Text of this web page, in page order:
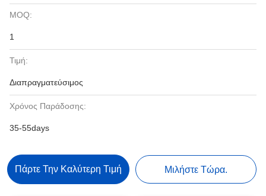
MOQ:
1
Τιμή:
Διαπραγματεύσιμος
Χρόνος Παράδοσης:
35-55days
Πάρτε Την Καλύτερη Τιμή Μιλήστε Τώρα.